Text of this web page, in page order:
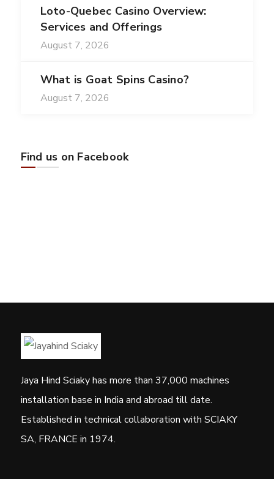
Loto-Quebec Casino Overview:
Services and Offerings
August 7, 2026
What is Goat Spins Casino?
August 7, 2026
Find us on Facebook
Jaya Hind Sciaky has more than 37,000 machines
installation base in India and abroad till date.
Established in technical collaboration with SCIAKY
SA, FRANCE in 1974.